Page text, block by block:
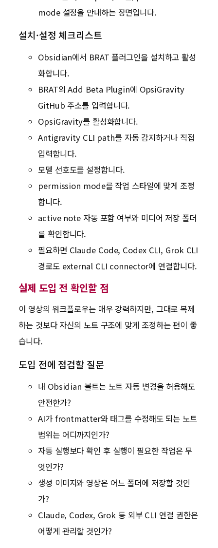
mode 설정을 안내하는 장면입니다.
설치·설정 체크리스트
Obsidian에서 BRAT 플러그인을 설치하고 활성
화합니다.
BRAT의 Add Beta Plugin에 OpsiGravity
GitHub 주소를 입력합니다.
OpsiGravity를 활성화합니다.
Antigravity CLI path를 자동 감지하거나 직접
입력합니다.
모델 선호도를 설정합니다.
permission mode를 작업 스타일에 맞게 조정
합니다.
active note 자동 포함 여부와 미디어 저장 폴더
를 확인합니다.
필요하면 Claude Code, Codex CLI, Grok CLI
경로도 external CLI connector에 연결합니다.
실제 도입 전 확인할 점
이 영상의 워크플로우는 매우 강력하지만, 그대로 복제
하는 것보다 자신의 노트 구조에 맞게 조정하는 편이 좋
습니다.
도입 전에 점검할 질문
내 Obsidian 볼트는 노트 자동 변경을 허용해도
안전한가?
AI가 frontmatter와 태그를 수정해도 되는 노트
범위는 어디까지인가?
자동 실행보다 확인 후 실행이 필요한 작업은 무
엇인가?
생성 이미지와 영상은 어느 폴더에 저장할 것인
가?
Claude, Codex, Grok 등 외부 CLI 연결 권한은
어떻게 관리할 것인가?